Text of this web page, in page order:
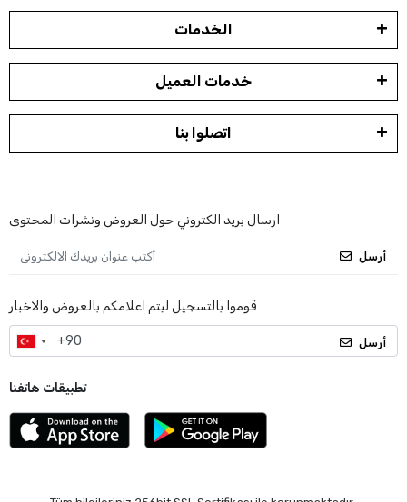
الخدمات
خدمات العميل
اتصلوا بنا
ارسال بريد الكتروني حول العروض ونشرات المحتوى
أرسل
قوموا بالتسجيل ليتم اعلامكم بالعروض والاخبار
أرسل
تطبيقات هاتفنا